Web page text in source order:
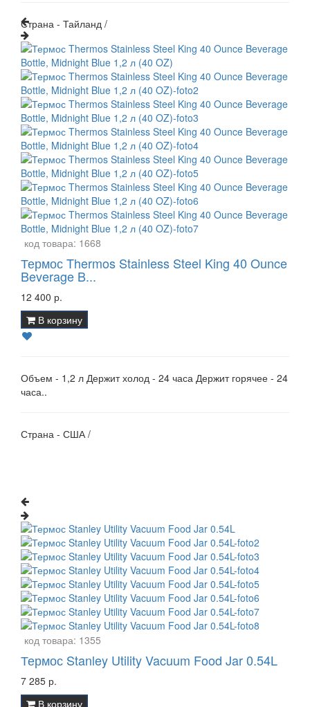
Страна - Тайланд /
код товара: 1668
Термос Thermos Stainless Steel King 40 Ounce
Beverage B...
12 400 р.
В корзину
Объем - 1,2 л Держит холод - 24 часа Держит горячее - 24
часа..
Страна - США /
код товара: 1355
Термос Stanley Utility Vacuum Food Jar 0.54L
7 285 р.
В корзину